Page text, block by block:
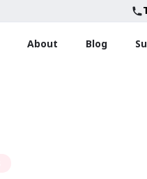
About Blog